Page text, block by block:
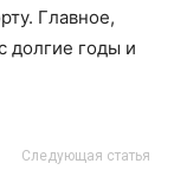
Главное,
долгие годы и
Следующая статья